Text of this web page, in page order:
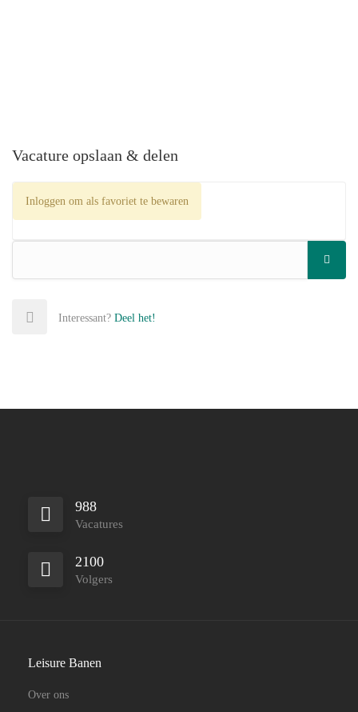
Vacature opslaan & delen
Inloggen om als favoriet te bewaren
Interessant? Deel het!
988
Vacatures
2100
Volgers
Leisure Banen
Over ons